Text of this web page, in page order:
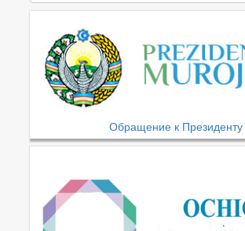
Обращение к Президенту